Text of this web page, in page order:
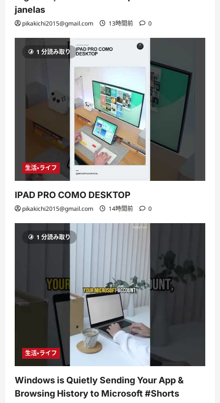
janelas
pikakichi2015@gmail.com 13時間前 0
1 分読み取り
生活・ライフ
IPAD PRO COMO DESKTOP
pikakichi2015@gmail.com 14時間前 0
1 分読み取り
生活・ライフ
Windows is Quietly Sending Your App &
Browsing History to Microsoft #Shorts